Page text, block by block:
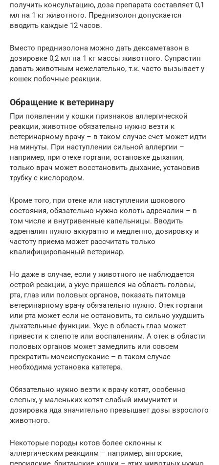
получить консультацию, доза препарата составляет 0,1
мл на 1 кг животного. Преднизолон допускается
вводить каждые 12 часов.
Вместо преднизолона можно дать дексаметазон в
дозировке 0,2 мл на 1 кг массы животного. Супрастин
давать животным нежелательно, т.к. часто вызывает у
кошек побочные реакции.
Обращение к ветеринару
При появлении у кошки признаков аллергической
реакции, животное обязательно нужно везти к
ветеринарному врачу – в таком случае счет может идти
на минуты. При наступлении сильной аллергии –
например, при отеке гортани, остановке дыхания,
только врач может восстановить дыхание, установив
трубку с кислородом.
Кроме того, при отеке или наступлении шокового
состояния, обязательно нужно колоть адреналин – в
том числе и внутривенные капельницы. Вводить
адреналин нужно аккуратно и медленно, дозировку и
частоту приема может рассчитать только
квалифицированный ветеринар.
Но даже в случае, если у животного не наблюдается
острой реакции, а укус пришелся на область головы,
рта, глаз или половых органов, показать питомца
ветеринарному врачу обязательно нужно. Отек гортани
или рта может если не остановить, то сильно ухудшить
дыхательные функции. Укус в область глаз может
привести к слепоте или воспалениям. А отек в области
половых органов может замедлить или совсем
прекратить мочеиспускание – в таком случае
необходима установка катетера.
Обязательно нужно везти к врачу котят, особенно
слепых, у маленьких котят слабый иммунитет и
дозировка яда значительно превышает дозы взрослого
животного.
Некоторые породы котов более склонны к
аллергическим реакциям – например, ангорские,